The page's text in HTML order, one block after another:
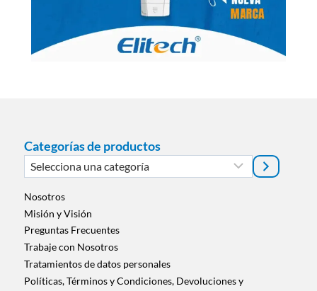
Categorías de productos
Selecciona
una
categoría
Nosotros
Misión y Visión
Preguntas Frecuentes
Trabaje con Nosotros
Tratamientos de datos personales
Políticas, Términos y Condiciones, Devoluciones y